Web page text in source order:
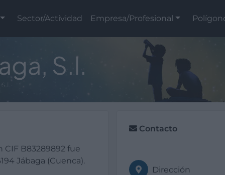
Sector/Actividad Empresa/Profesional
S.l.
CIF B83289892 fue
Jábaga (Cuenca).
Contacto
Dirección